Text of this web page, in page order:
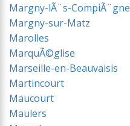
Margny-lÃ¨s-CompiÃ¨gne
Margny-sur-Matz
Marolles
MarquÃ©glise
Marseille-en-Beauvaisis
Martincourt
Maucourt
Maulers